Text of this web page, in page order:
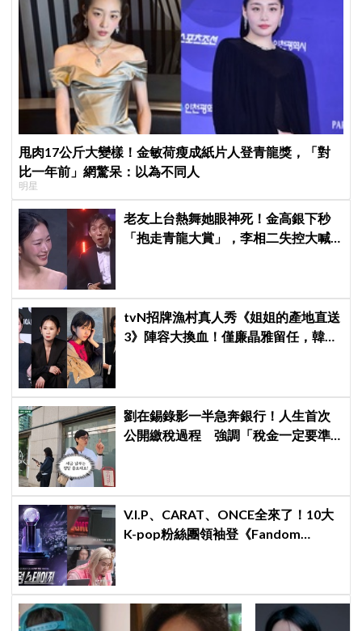
甩肉17公斤大變樣！金敏荷瘦成紙片人登青龍獎，「對
比一年前」網驚呆：以為不同人
明星
老友上台熱舞她眼神死！金高銀下秒
「抱走青龍大賞」，李相二失控大喊
tvN招牌漁村真人秀《姐姐的產地直送
3》陣容大換血！僅廉晶雅留任，韓媒
劉在錫錄影一半急奔銀行！人生首次
公開繳稅過程 強調「稅金一定要準
V.I.P、CARAT、ONCE全來了！10大
K-pop粉絲團領袖登《Fandom